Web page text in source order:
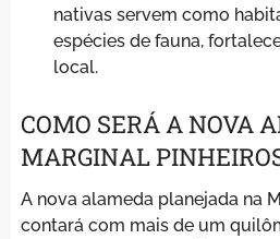
nativas servem como
espécies de fauna,
local.
COMO SERÁ A NOVA
MARGINAL
A nova alameda planejada na
contará com mais de um